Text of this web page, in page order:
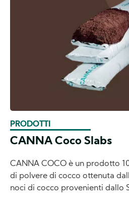
PRODOTTI
CANNA Coco Slabs
CANNA COCO è un prodotto
di polvere di cocco ottenuta
noci di cocco provenienti dallo